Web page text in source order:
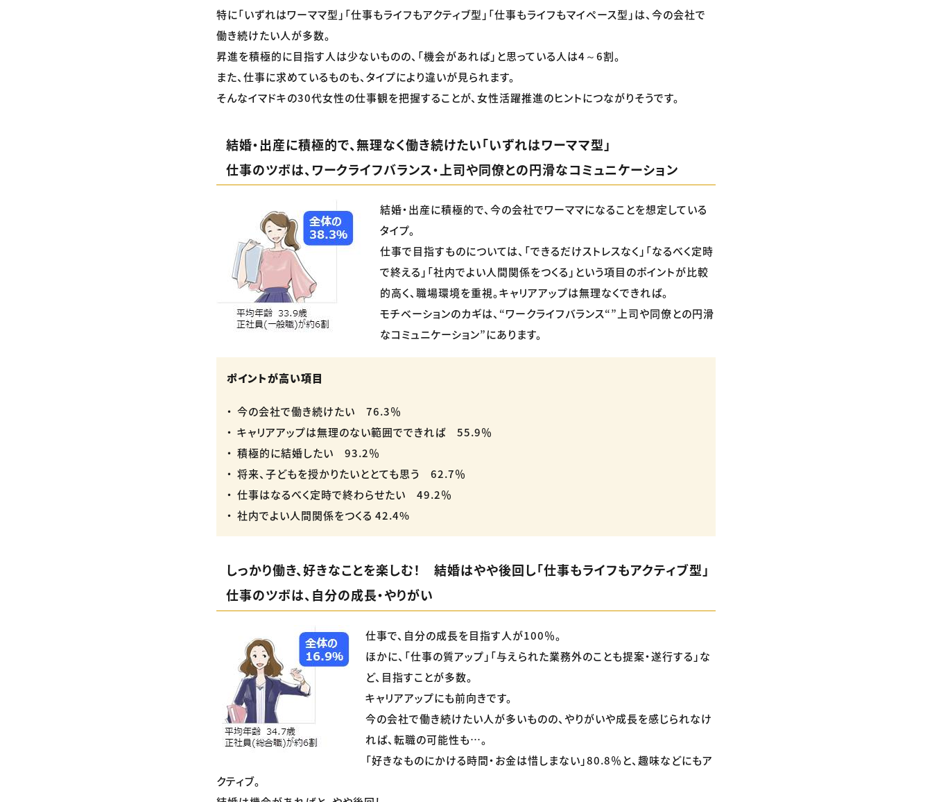
特に「いずれはワーママ型」「仕事もライフもアクティブ型」「仕事もライフもマイペース型」は、今の会社で
働き続けたい人が多数。
昇進を積極的に目指す人は少ないものの、「機会があれば」と思っている人は4～6割。
また、仕事に求めているものも、タイプにより違いが見られます。
そんなイマドキの30代女性の仕事観を把握することが、女性活躍推進のヒントにつながりそうです。
結婚・出産に積極的で、無理なく働き続けたい「いずれはワーママ型」
仕事のツボは、ワークライフバランス・上司や同僚との円滑なコミュニケーション
結婚・出産に積極的で、今の会社でワーママになることを想定している
タイプ。
仕事で目指すものについては、「できるだけストレスなく」「なるべく定時
で終える」「社内でよい人間関係をつくる」という項目のポイントが比較
的高く、職場環境を重視。キャリアアップは無理なくできれば。
モチベーションのカギは、“ワークライフバランス“”上司や同僚との円滑
なコミュニケーション”にあります。
ポイントが高い項目
今の会社で働き続けたい 76.3％
キャリアアップは無理のない範囲でできれば 55.9％
積極的に結婚したい 93.2％
将来、子どもを授かりたいととても思う 62.7％
仕事はなるべく定時で終わらせたい 49.2％
社内でよい人間関係をつくる 42.4%
しっかり働き、好きなことを楽しむ！ 結婚はやや後回し「仕事もライフもアクティブ型」
仕事のツボは、自分の成長・やりがい
仕事で、自分の成長を目指す人が100％。
ほかに、「仕事の質アップ」「与えられた業務外のことも提案・遂行する」な
ど、目指すことが多数。
キャリアアップにも前向きです。
今の会社で働き続けたい人が多いものの、やりがいや成長を感じられなけ
れば、転職の可能性も…。
「好きなものにかける時間・お金は惜しまない」80.8％と、趣味などにもア
クティブ。